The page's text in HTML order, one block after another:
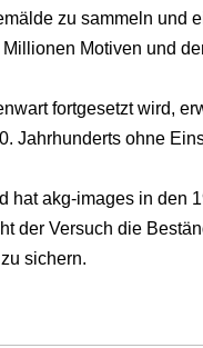
zu sammeln und
Motiven und
fortgesetzt wird,
Jahrhunderts ohne
akg-images in den
der Versuch die
sichern.